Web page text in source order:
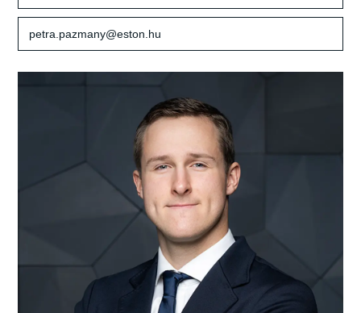
petra.pazmany@eston.hu